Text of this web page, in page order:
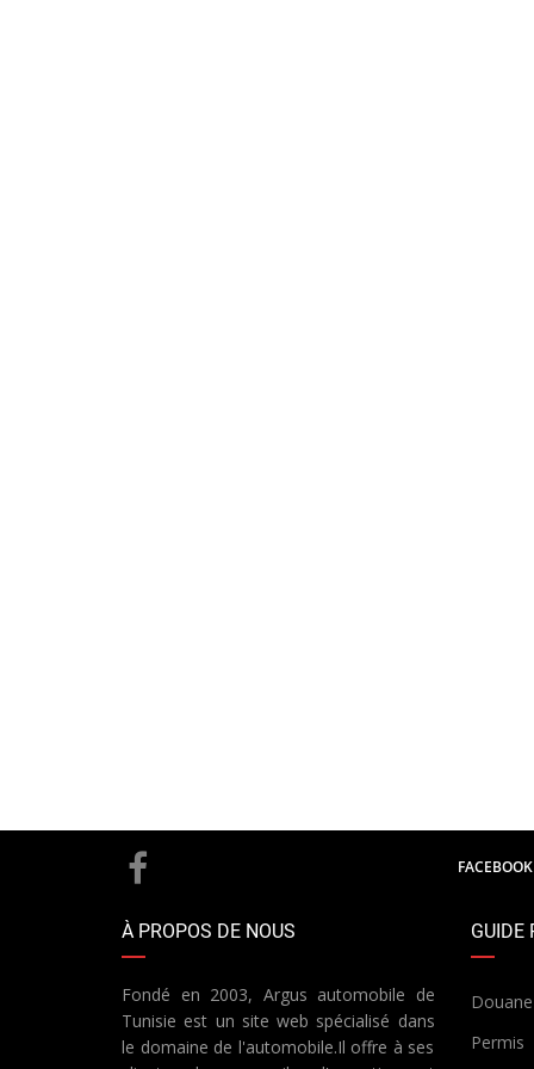
FACEBOOK
À PROPOS DE NOUS
Fondé en 2003, Argus automobile de
Tunisie est un site web spécialisé dans
le domaine de l'automobile.Il offre à ses
GUIDE
Douane
Permis